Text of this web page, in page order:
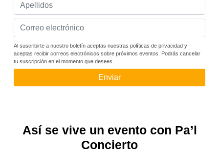
Al suscribirte a nuestro boletín aceptas nuestras políticas de privacidad y
aceptas recibir correos electrónicos sobre próximos eventos. Podrás cancelar
tu suscripción en el momento que desees.
Enviar
Así se vive un evento con Pa’l
Concierto